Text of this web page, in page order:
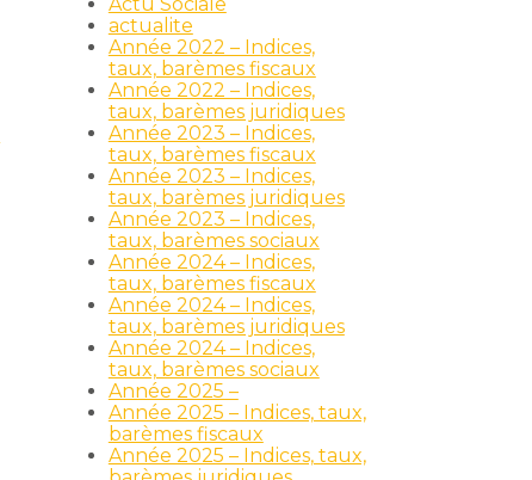
actualite
Année 2022 – Indices,
taux, barèmes fiscaux
Année 2022 – Indices,
taux, barèmes juridiques
Année 2023 – Indices,
taux, barèmes fiscaux
Année 2023 – Indices,
taux, barèmes juridiques
Année 2023 – Indices,
taux, barèmes sociaux
Année 2024 – Indices,
taux, barèmes fiscaux
Année 2024 – Indices,
taux, barèmes juridiques
Année 2024 – Indices,
taux, barèmes sociaux
Année 2025 –
Année 2025 – Indices, taux,
barèmes fiscaux
Année 2025 – Indices, taux,